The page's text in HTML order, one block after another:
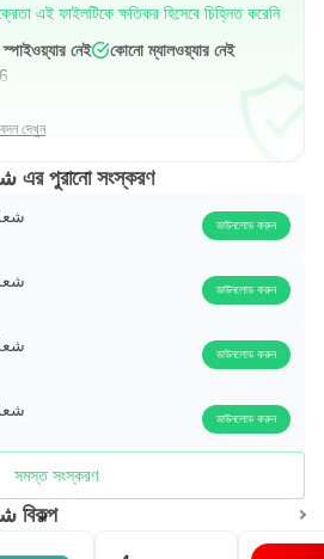
এই ফাইলটিকে ক্ষতিকর হিসেবে চিহ্নিত করেনি
নেই
কোনো ম্যালওয়্যার নেই
দেখুন
شعلة - درّب عقلك يومياً এর পুরানো সংস্করণ
ডাউনলোড করুন
ডাউনলোড করুন
ডাউনলোড করুন
ডাউনলোড করুন
সমস্ত সংস্করণ
شعلة - درّب عقلك يومياً বিকল্প